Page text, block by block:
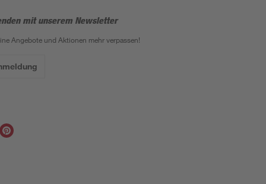
mit unserem Newsletter
Angebote und Aktionen mehr verpassen!